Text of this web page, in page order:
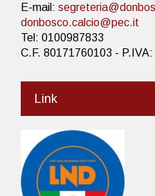
E-mail:
donbosco.calcio@pec.it
Tel: 0100987833
C.F. 80171760103 -
Link